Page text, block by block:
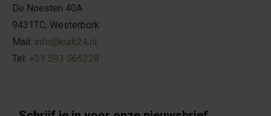
De Noesten 40A
9431TC, Westerbork
Mail: info@kurk24.nl
Tel: +31 593 565228